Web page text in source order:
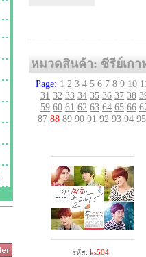
หมวดสินค้า: ซีรีย์เกา
Page: 1 2 3 4 5 6 7 8 9 10
31 32 33 34 35 36 37 38
59 60 61 62 63 64 65 66
87 88 89 90 91 92 93 94 95
รหัส: ks504